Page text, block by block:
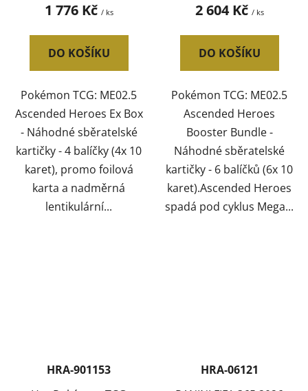
1 776 Kč / ks
DO KOŠÍKU
Pokémon TCG: ME02.5
Ascended Heroes Ex Box
- Náhodné sběratelské
kartičky - 4 balíčky (4x 10
karet), promo foilová
karta a nadměrná
lentikulární...
2 604 Kč / ks
DO KOŠÍKU
Pokémon TCG: ME02.5
Ascended Heroes
Booster Bundle -
Náhodné sběratelské
kartičky - 6 balíčků (6x 10
karet).Ascended Heroes
spadá pod cyklus Mega...
HRA-901153
HRA-06121